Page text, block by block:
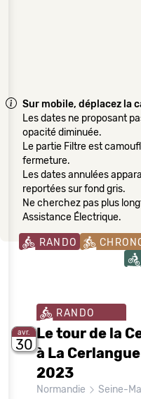
Sur mobile, déplacez la
Les dates ne proposant
opacité diminuée.
Le partie Filtre est
fermeture.
Les dates annulées
reportées sur fond gris.
Ne cherchez pas plus
Assistance Électrique.
RANDO
avr.
30
RANDO
Le tour de la
à La
2023
Normandie Seine-